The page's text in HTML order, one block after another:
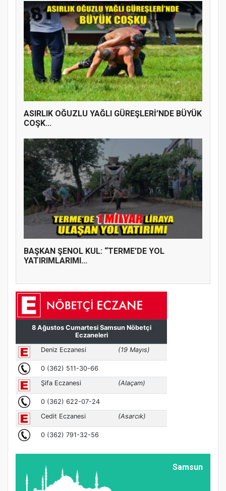
ASIRLIK OĞUZLU YAĞLI GÜREŞLERİ’NDE BÜYÜK
COŞK...
BAŞKAN ŞENOL KUL: “TERME'DE YOL
YATIRIMLARIMI...
Samsun